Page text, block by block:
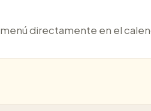
directamente en el